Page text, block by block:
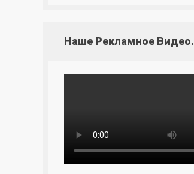
Наше Рекламное Видео.